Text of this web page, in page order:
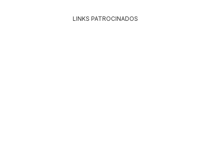
LINKS PATROCINADOS